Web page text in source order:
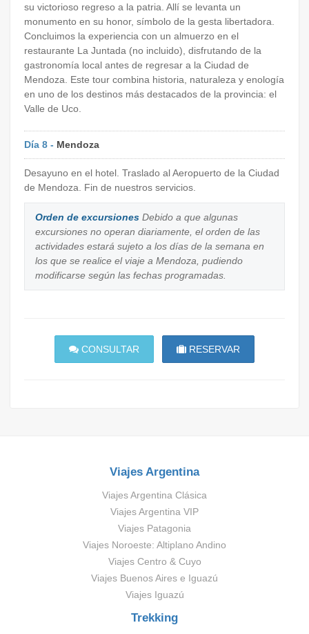
su victorioso regreso a la patria. Allí se levanta un
monumento en su honor, símbolo de la gesta libertadora.
Concluimos la experiencia con un almuerzo en el
restaurante La Juntada (no incluido), disfrutando de la
gastronomía local antes de regresar a la Ciudad de
Mendoza. Este tour combina historia, naturaleza y enología
en uno de los destinos más destacados de la provincia: el
Valle de Uco.
Día 8 - Mendoza
Desayuno en el hotel. Traslado al Aeropuerto de la Ciudad
de Mendoza. Fin de nuestros servicios.
Orden de excursiones Debido a que algunas
excursiones no operan diariamente, el orden de las
actividades estará sujeto a los días de la semana en
los que se realice el viaje a Mendoza, pudiendo
modificarse según las fechas programadas.
CONSULTAR RESERVAR
Viajes Argentina
Viajes Argentina Clásica
Viajes Argentina VIP
Viajes Patagonia
Viajes Noroeste: Altiplano Andino
Viajes Centro & Cuyo
Viajes Buenos Aires e Iguazú
Viajes Iguazú
Trekking